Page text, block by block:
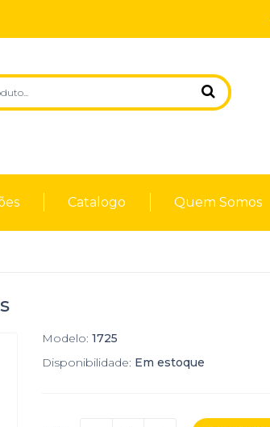
Catalogo Quem Somos
Modelo: 1725
Disponibilidade: Em estoque